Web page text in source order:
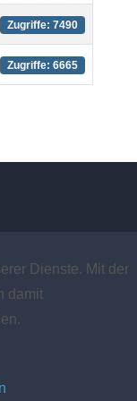
Zugriffe: 7490
Zugriffe: 6665
Dienste. Mit der
damit